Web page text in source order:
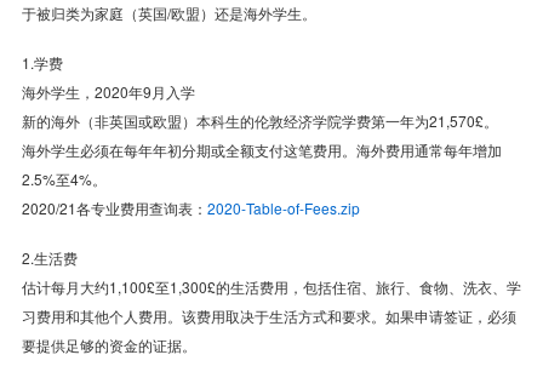
于被归类为家庭（英国/欧盟）还是海外学生。
1.学费
海外学生，2020年9月入学
新的海外（非英国或欧盟）本科生的伦敦经济学院学费第一年为21,570£。
海外学生必须在每年年初分期或全额支付这笔费用。海外费用通常每年增加
2.5%至4%。
2020/21各专业费用查询表： 2020-Table-of-Fees.zip
2.生活费
估计每月大约1,100£至1,300£的生活费用，包括住宿、旅行、食物、洗衣、学
习费用和其他个人费用。该费用取决于生活方式和要求。如果申请签证，必须
要提供足够的资金的证据。